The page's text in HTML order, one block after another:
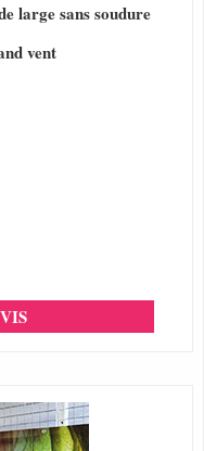
large sans soudure
vent